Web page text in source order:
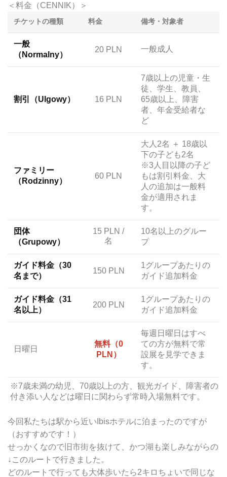
＜料金（CENNIK）＞
チケットの種類 料金 備考・対象者
一般
（Normalny）
20 PLN 一般成人
割引（Ulgowy） 16 PLN
7歳以上の児童・生
徒、学生、教員、
65歳以上、障害
者、年金受給者な
ど
ファミリー
（Rodzinny）
60 PLN
大人2名 ＋ 18歳以
下の子ども2名
※3人目以降の子ど
もは割引料金、大
人の追加は一般料
金が適用されま
す。
団体
（Grupowy）
15 PLN /
名
10名以上のグルー
プ
ガイド料金（30
名まで）
150 PLN
1グループあたりの
ガイド追加料金
ガイド料金（31
名以上）
200 PLN
1グループあたりの
ガイド追加料金
日曜日
無料（0
PLN）
毎週日曜日はすべ
ての方が無料で常
設展を見学できま
す。
※7歳未満の幼児、70歳以上の方、観光ガイド、障害者の
付き添い人などは曜日に関わらず常時入場無料です。
今回私たちは駅から近いIbisホテルに泊まったのですが
（おすすめです！）
せっかくなので旧市街を抜けて、かつ湖も楽しみながらの
↓このルートで行きました。
どのルートで行っても大体歩いたら2キロちょいで同じな